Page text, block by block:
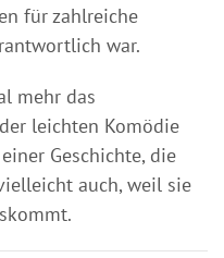
für zahlreiche
war.
mehr das
leichten Komödie
Geschichte, die
auch, weil sie